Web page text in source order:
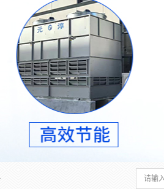
为空调设备提供冷却水源